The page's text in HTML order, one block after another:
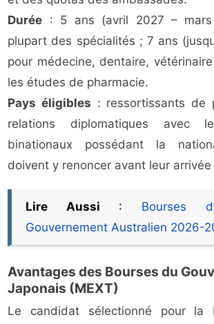
Durée : 5 ans (avril 2027 –
plupart des spécialités ; 7 ans
pour médecine, dentaire,
les études de pharmacie.
Pays éligibles : ressortissants de
relations diplomatiques avec
binationaux possédant la
doivent y renoncer avant leur arrivée
Lire Aussi : Bourses
Gouvernement Australien 2026-
Avantages des Bourses du
Japonais (MEXT)
Le candidat sélectionné pour la